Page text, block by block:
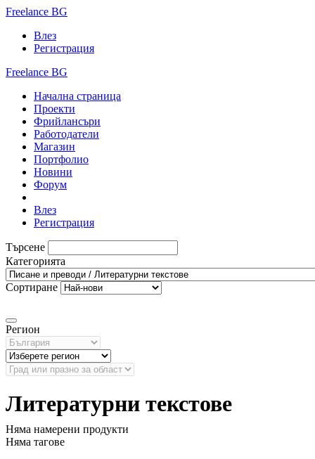
Freelance BG
Влез
Регистрация
Freelance BG
Начална страница
Проекти
Фрийлансъри
Работодатели
Магазин
Портфолио
Новини
Форум
Влез
Регистрация
Търсене
Категорията
Сортиране
Регион
Литературни текстове
Няма намерени продукти
Няма тагове